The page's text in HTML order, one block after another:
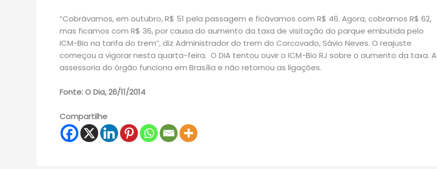
“Cobrávamos, em outubro, R$ 51 pela passagem e ficávamos com R$ 46. Agora, cobramos R$ 62,
mas ficamos com R$ 36, por causa do aumento da taxa de visitação do parque embutida pelo
ICM-Bio na tarifa do trem”, diz Administrador do trem do Corcovado, Sávio Neves. O reajuste
começou a vigorar nesta quarta-feira. O DIA tentou ouvir o ICM-Bio RJ sobre o aumento da taxa. A
assessoria do órgão funciona em Brasília e não retornou as ligações.
Fonte: O Dia, 26/11/2014
Compartilhe